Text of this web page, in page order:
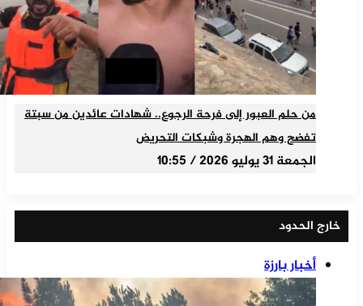
من حلم العبور إلى فرحة الرجوع.. شهادات عائدين من سبتة
تفضح وهم الهجرة وشبكات التحريض
الجمعة 31 يوليو 2026 / 10:55
خارج الحدود
أخبار بارزة